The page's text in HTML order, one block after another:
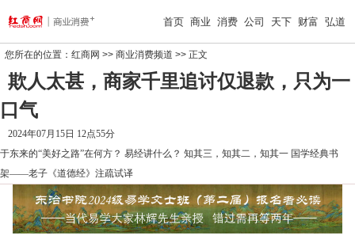
首页 商业 消费 公司 天下 财富 弘道
您所在的位置： 红商网 >> 商业消费频道 >> 正文
欺人太甚，商家千里追讨仅退款，只为一
口气
2024年07月15日 12点55分
于东来的“美好之路”在何方？ 易经讲什么？ 知其三，知其二，知其一 国学经典书
架——老子《道德经》注疏试译